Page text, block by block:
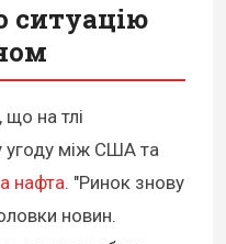
ситуацію
на тлі
угоду між США та
нафта. "Ринок знову
новин.